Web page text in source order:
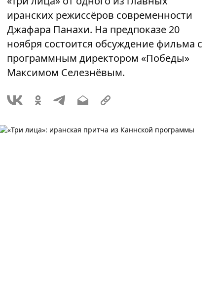
иранских режиссёров современности
Джафара Панахи. На предпоказе 20
ноября состоится обсуждение фильма с
программным директором «Победы»
Максимом Селезнёвым.